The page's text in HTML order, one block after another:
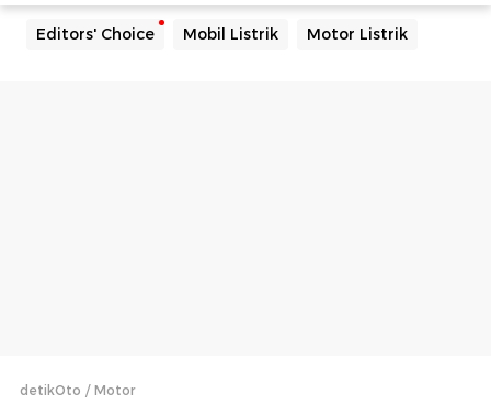
Editors' Choice Mobil Listrik Motor Listrik
detikOto Motor